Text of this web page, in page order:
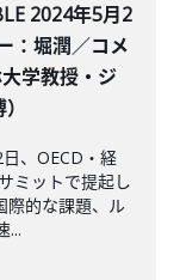
2024年5月2
：堀潤／コメ
学教授・ジ
、OECD・経
ミットで提起し
際的な課題、ル
...